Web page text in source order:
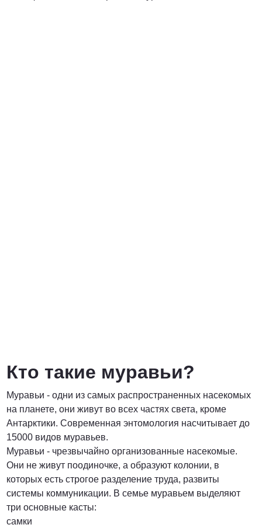
Кто такие муравьи?
Муравьи - одни из самых распространенных насекомых
на планете, они живут во всех частях света, кроме
Антарктики. Современная энтомология насчитывает до
15000 видов муравьев.
Муравьи - чрезвычайно организованные насекомые.
Они не живут поодиночке, а образуют колонии, в
которых есть строгое разделение труда, развиты
системы коммуникации. В семье муравьем выделяют
три основные касты:
самки